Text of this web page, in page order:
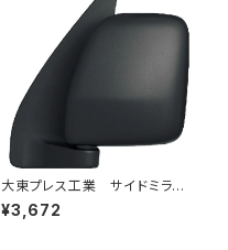
大東プレス工業 サイドミラー/
バックミラーダイハツ ハイゼッ
トカーゴ 左 06年～ DI-64
¥3,672